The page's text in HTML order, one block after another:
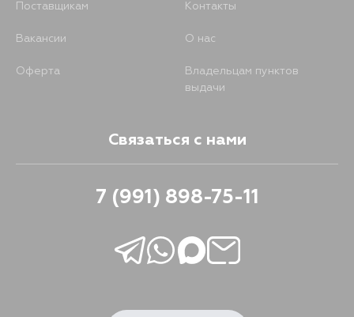
Поставщикам Контакты
Вакансии О нас
Оферта
Владельцам пунктов
выдачи
Связаться с нами
7 (991) 898-75-11